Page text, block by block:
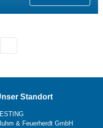
Standort
& Feuerherdt GmbH